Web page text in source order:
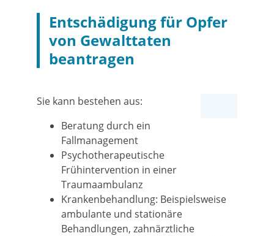
Entschädigung für Opfer
von Gewalttaten
beantragen
Sie kann bestehen aus:
Beratung durch ein
Fallmanagement
Psychotherapeutische
Frühintervention in einer
Traumaambulanz
Krankenbehandlung: Beispielsweise
ambulante und stationäre
Behandlungen, zahnärztliche